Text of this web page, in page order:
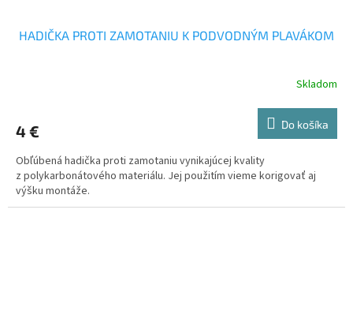
HADIČKA PROTI ZAMOTANIU K PODVODNÝM PLAVÁKOM
Skladom
4 € Do košíka
Obľúbená hadička proti zamotaniu vynikajúcej kvality
z polykarbonátového materiálu. Jej použitím vieme korigovať aj
výšku montáže.